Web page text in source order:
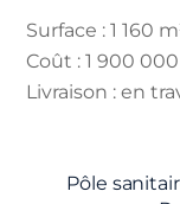
Surface : 1 160
Coût : 1 900
Livraison : en
Pôle